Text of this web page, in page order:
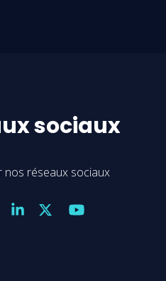
sociaux
nos réseaux sociaux